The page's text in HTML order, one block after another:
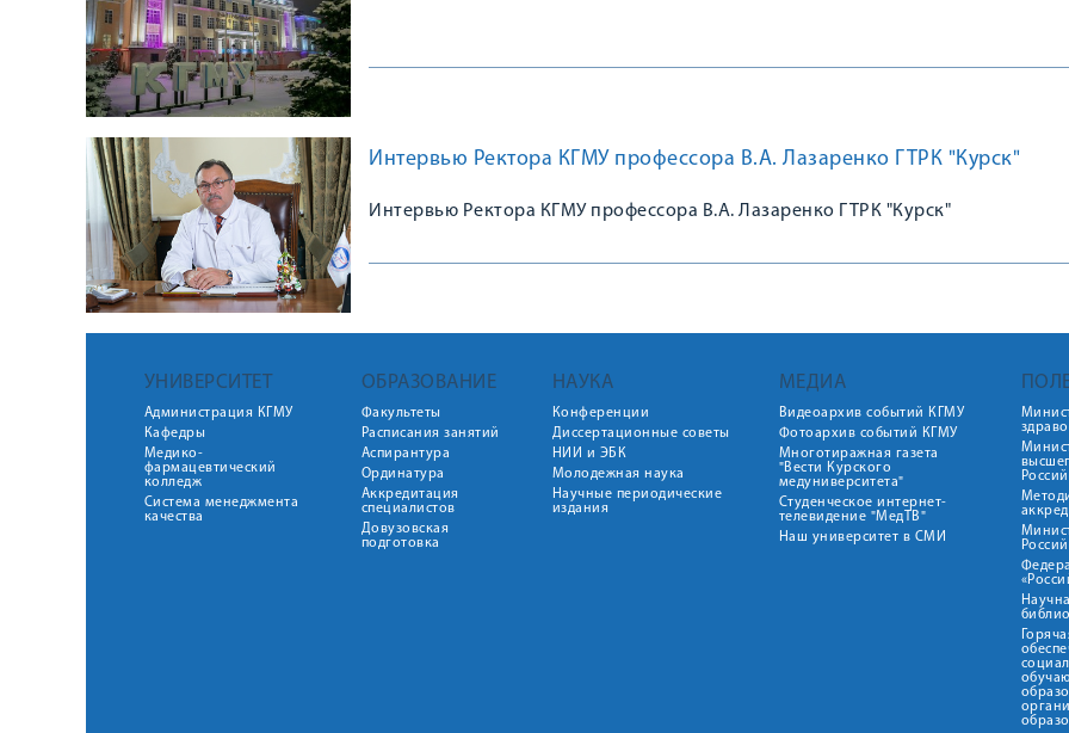
Интервью Ректора КГМУ профессора В.А. Лазаренко ГТРК "Курск"
Интервью Ректора КГМУ профессора В.А. Лазаренко ГТРК "Курск"
УНИВЕРСИТЕТ
Администрация КГМУ
Кафедры
Медико-
фармацевтический
колледж
Система менеджмента
качества
ОБРАЗОВАНИЕ
Факультеты
Расписания занятий
Аспирантура
Ординатура
Аккредитация
специалистов
Довузовская
подготовка
НАУКА
Конференции
Диссертационные советы
НИИ и ЭБК
Молодежная наука
Научные периодические
издания
МЕДИА
Видеоархив событий КГМУ
Фотоархив событий КГМУ
Многотиражная газета
"Вести Курского
медуниверситета"
Студенческое интернет-
телевидение "МедТВ"
Наш университет в СМИ